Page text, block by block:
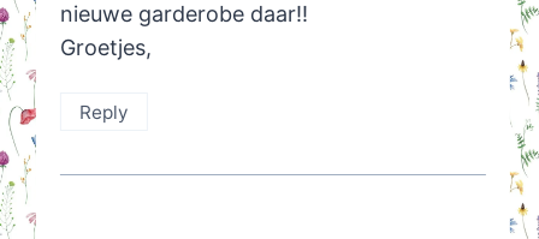
nieuwe garderobe daar!!
Groetjes,
Reply